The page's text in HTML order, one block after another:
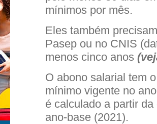
mínimos por mês.
Eles também
Pasep ou no CNIS
menos cinco anos (
O abono salarial tem
mínimo vigente no
é calculado a partir
ano-base (2021).